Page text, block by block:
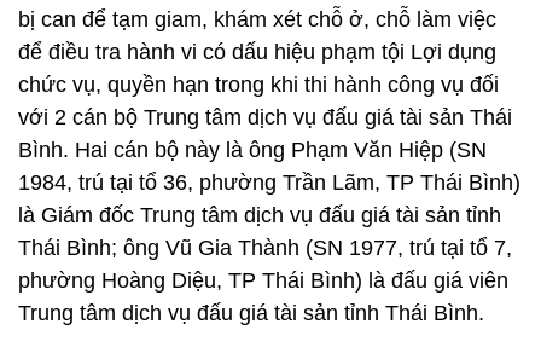
bị can để tạm giam, khám xét chỗ ở, chỗ làm việc
để điều tra hành vi có dấu hiệu phạm tội Lợi dụng
chức vụ, quyền hạn trong khi thi hành công vụ đối
với 2 cán bộ Trung tâm dịch vụ đấu giá tài sản Thái
Bình. Hai cán bộ này là ông Phạm Văn Hiệp (SN
1984, trú tại tổ 36, phường Trần Lãm, TP Thái Bình)
là Giám đốc Trung tâm dịch vụ đấu giá tài sản tỉnh
Thái Bình; ông Vũ Gia Thành (SN 1977, trú tại tổ 7,
phường Hoàng Diệu, TP Thái Bình) là đấu giá viên
Trung tâm dịch vụ đấu giá tài sản tỉnh Thái Bình.